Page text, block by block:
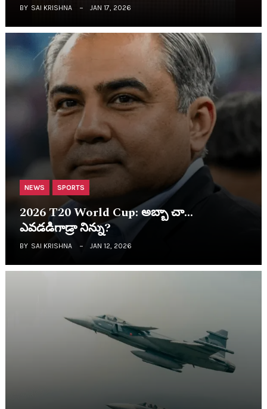
BY SAI KRISHNA JAN 17, 2026
NEWS SPORTS
2026 T20 World Cup: అబ్బా చా…
ఎవ‌డ‌డిగాడ్రా నిన్ను?
BY SAI KRISHNA JAN 12, 2026